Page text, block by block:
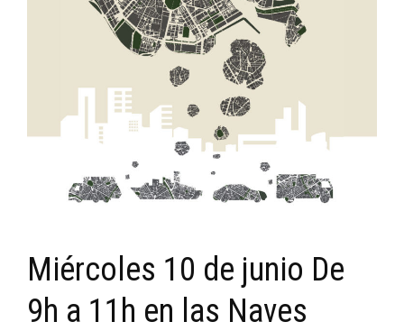
Miércoles 10 de junio De
9h a 11h en las Naves